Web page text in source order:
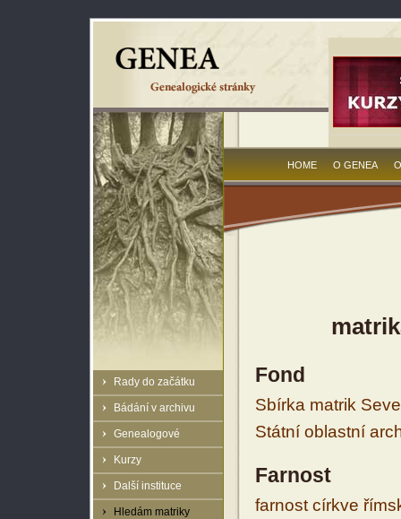
Rady do začátku
Bádání v archivu
Genealogové
Kurzy
Další instituce
Hledám matriky
HOME O GENEA
Fond
Sbírka matrik
Státní oblastní
Farnost
farnost církve